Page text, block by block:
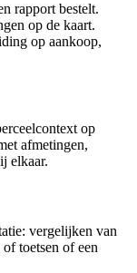
rapport bestelt.
op de kaart.
op aankoop,
op
afmetingen,
elkaar.
vergelijken van
toetsen of een